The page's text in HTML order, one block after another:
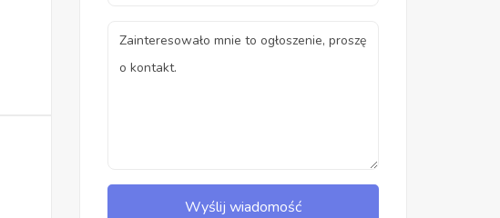
Wyślij wiadomość